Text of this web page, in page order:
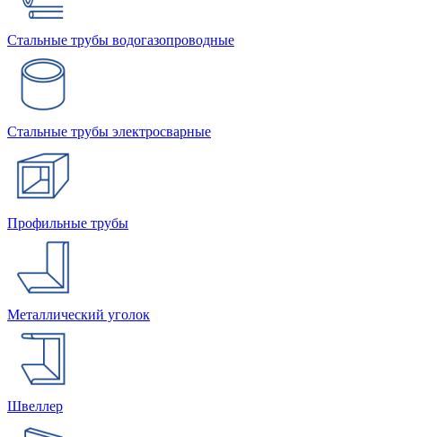
Стальные трубы водогазопроводные
Стальные трубы электросварные
Профильные трубы
Металлический уголок
Швеллер